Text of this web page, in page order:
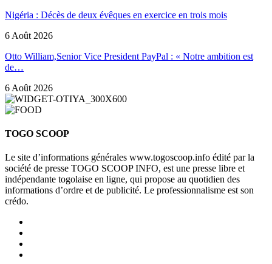
Nigéria : Décès de deux évêques en exercice en trois mois
6 Août 2026
Otto William,Senior Vice President PayPal : « Notre ambition est
de…
6 Août 2026
TOGO SCOOP
Le site d’informations générales www.togoscoop.info édité par la
société de presse TOGO SCOOP INFO, est une presse libre et
indépendante togolaise en ligne, qui propose au quotidien des
informations d’ordre et de publicité. Le professionnalisme est son
crédo.